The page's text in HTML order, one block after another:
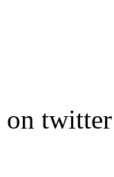
on